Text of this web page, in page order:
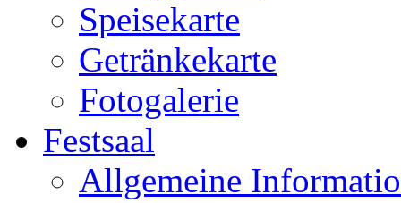
Speisekarte
Getränkekarte
Fotogalerie
Festsaal
Allgemeine